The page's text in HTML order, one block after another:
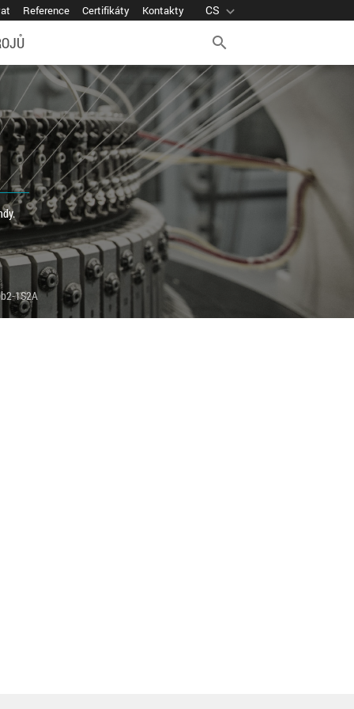
Reference Certifikáty Kontakty CS expand_more
search
1S2A